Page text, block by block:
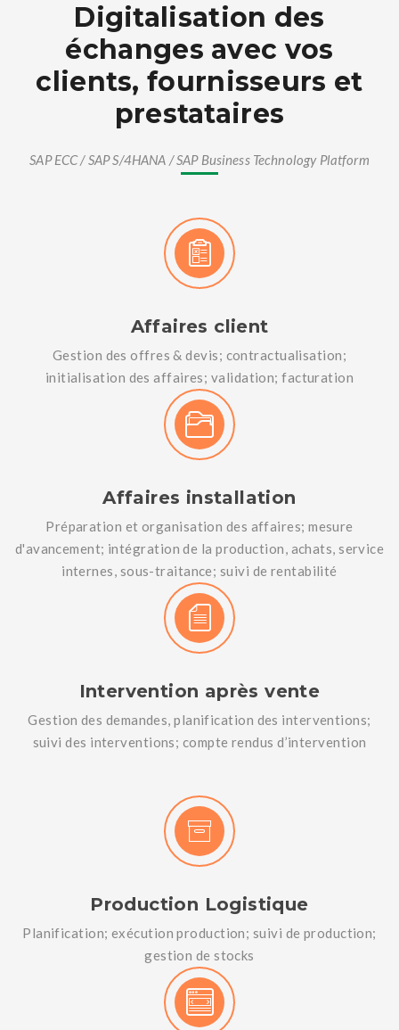
Digitalisation des
échanges avec vos
clients, fournisseurs et
prestataires
SAP ECC /SAP S/4HANA /SAP Business Technology Platform
Affaires client
Gestion des offres & devis; contractualisation;
initialisation des affaires; validation; facturation
Affaires installation
Préparation et organisation des affaires; mesure
d'avancement; intégration de la production, achats, service
internes, sous-traitance; suivi de rentabilité
Intervention après vente
Gestion des demandes, planification des interventions;
suivi des interventions; compte rendus d’intervention
Production Logistique
Planification; exécution production; suivi de production;
gestion de stocks